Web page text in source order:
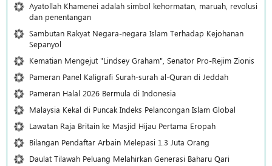
Ayatollah Khamenei adalah simbol kehormatan, maruah, revolusi
dan penentangan
Sambutan Rakyat Negara-negara Islam Terhadap Kejohanan
Sepanyol
Kematian Mengejut "Lindsey Graham", Senator Pro-Rejim Zionis
Pameran Panel Kaligrafi Surah-surah al-Quran di Jeddah
Pameran Halal 2026 Bermula di Indonesia
Malaysia Kekal di Puncak Indeks Pelancongan Islam Global
Lawatan Raja Britain ke Masjid Hijau Pertama Eropah
Bilangan Pendaftar Arbain Melepasi 1.3 Juta Orang
Daulat Tilawah Peluang Melahirkan Generasi Baharu Qari